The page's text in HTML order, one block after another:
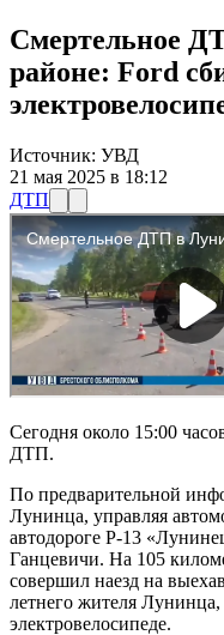
Смертельное
районе: Ford
Источник: УВД
21 мая 2025 в 18:12
ДТП
Сегодня около 15:00
ДТП.
По предварительной
Лунинца, управляя
автодороге Р-13
Ганцевичи. На 105
совершил наезд на
летнего жителя
электровелосипеде.